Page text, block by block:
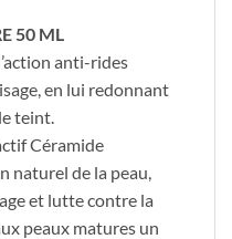
50 ML
anti-rides
en lui redonnant
teint.
Céramide
naturel de la peau,
et lutte contre la
peaux matures un